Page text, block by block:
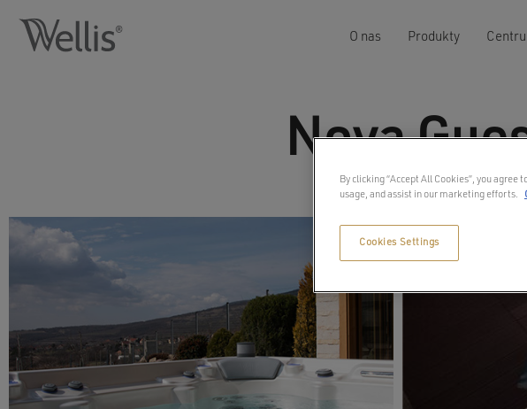
O nas Produkty
Nova
By clicking “Accept All Cookies”, you
usage, and assist in our marketing efforts.
Cookies Settings